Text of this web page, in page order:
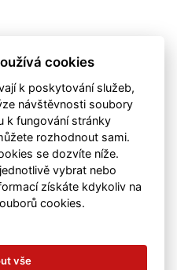
cookies
k poskytování služeb,
návštěvnosti soubory
k fungování stránky
rozhodnout sami.
se dozvíte níže.
vybrat nebo
získáte kdykoliv na
cookies.
vše